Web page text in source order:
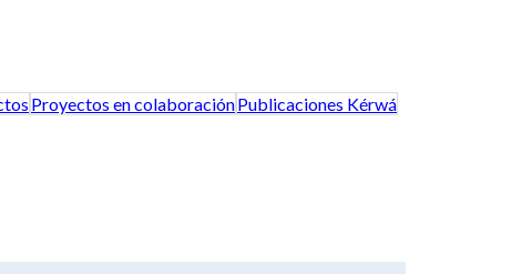
Proyectos en colaboraciónPublicaciones Kérwá